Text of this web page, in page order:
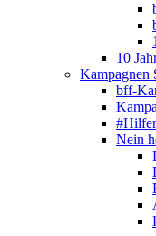
10
Kampagnen
bff-
Nein